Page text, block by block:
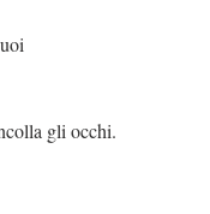
gli occhi.